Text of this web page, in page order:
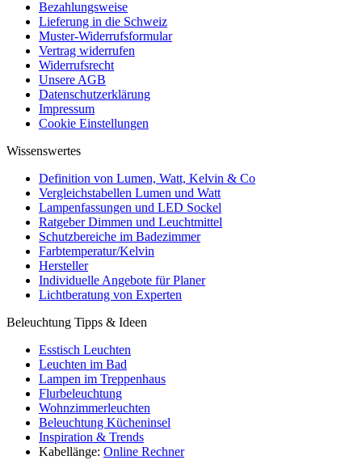
Bezahlungsweise
Lieferung in die Schweiz
Muster-Widerrufsformular
Vertrag widerrufen
Widerrufsrecht
Unsere AGB
Datenschutzerklärung
Impressum
Cookie Einstellungen
Wissenswertes
Definition von Lumen, Watt, Kelvin & Co
Vergleichstabellen Lumen und Watt
Lampenfassungen und LED Sockel
Ratgeber Dimmen und Leuchtmittel
Schutzbereiche im Badezimmer
Farbtemperatur/Kelvin
Hersteller
Individuelle Angebote für Planer
Lichtberatung von Experten
Beleuchtung Tipps & Ideen
Esstisch Leuchten
Leuchten im Bad
Lampen im Treppenhaus
Flurbeleuchtung
Wohnzimmerleuchten
Beleuchtung Kücheninsel
Inspiration & Trends
Kabellänge: Online Rechner